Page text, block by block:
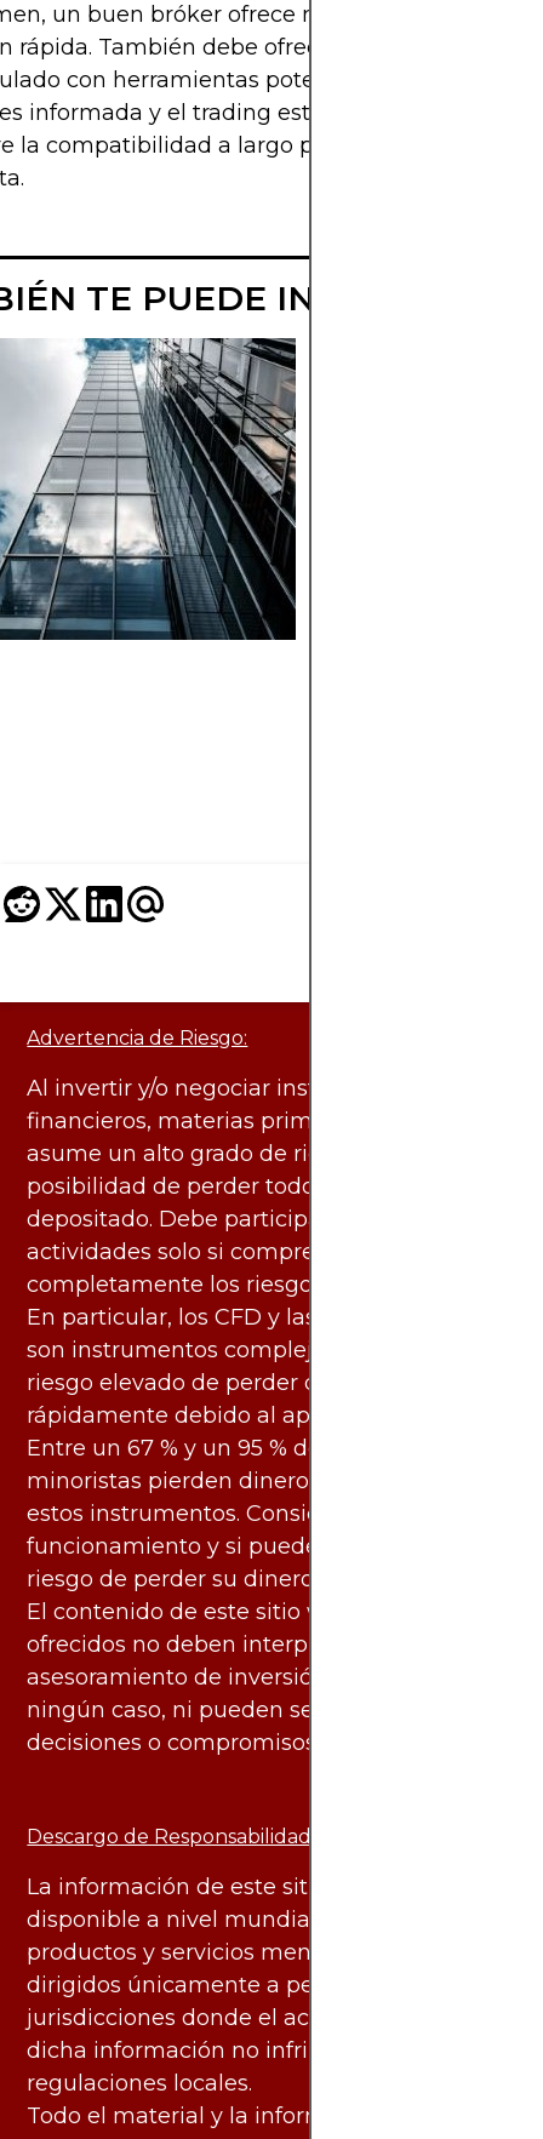
un buen bróker ofrece más que spreads
rápida. También debe ofrecer un ecosistema
con herramientas potentes que faciliten la
informada y el trading estratégico. Al elegir su
la compatibilidad a largo plazo, no solo la
TE PUEDE INTERESAR
Advertencia de Riesgo:
Al invertir y/o negociar instrumentos
financieros, materias primas y otros activos,
asume un alto grado de riesgo. Existe la
posibilidad de perder todo el capital
depositado. Debe participar en estas
actividades solo si comprende
completamente los riesgos asociados.
En particular, los CFD y las criptomonedas
son instrumentos complejos y conllevan un
riesgo elevado de perder dinero
rápidamente debido al apalancamiento.
Entre un 67 % y un 95 % de los inversores
minoristas pierden dinero al negociar con
estos instrumentos. Considere si entiende su
funcionamiento y si puede asumir el alto
riesgo de perder su dinero.
El contenido de este sitio web y los servicios
ofrecidos no deben interpretarse como
asesoramiento de inversión ni financiero en
ningún caso, ni pueden servir de base para
decisiones o compromisos de ningún tipo.
Descargo de Responsabilidad:
La información de este sitio web está
disponible a nivel mundial. Sin embargo, los
productos y servicios mencionados están
dirigidos únicamente a personas en
jurisdicciones donde el acceso y uso de
dicha información no infringe leyes o
regulaciones locales.
Todo el material y la información